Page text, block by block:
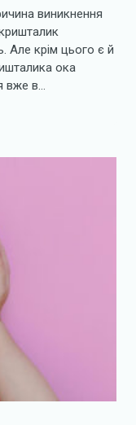
виникнення
Але крім цього є й
ока
в…